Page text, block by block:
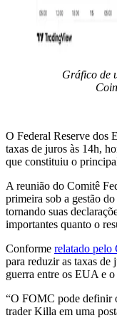
Gráfico de
O Federal Reserve dos
taxas de juros às 14h,
que constituiu o
A reunião do Comitê
primeira sob a gestão
tornando suas
importantes quanto o
Conforme relatado pelo
para reduzir as taxas
guerra entre os EUA e o
“O FOMC pode definir
trader Killa em uma